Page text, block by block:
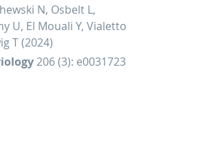
N, Osbelt L,
U, El Mouali Y, Vialetto
T (2024)
206 (3): e0031723